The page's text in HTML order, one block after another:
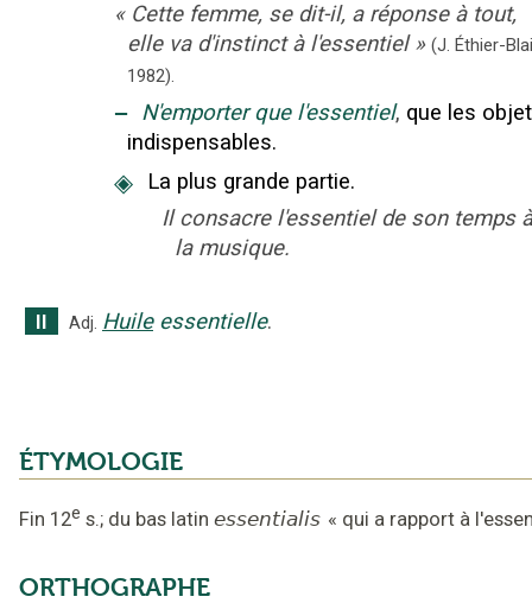
« Cette femme, se dit-il, a réponse à tout,
elle va d'instinct à l'essentiel » (J. Éthier-
1982).
‒ N'emporter que l'essentiel, que les
indispensables.
◈
La plus grande partie.
Il consacre l'essentiel de son temps à
la musique.
II Adj. Huile essentielle.
ÉTYMOLOGIE
Fin 12e s.; du bas latin essentialis « qui a rapport à
ORTHOGRAPHE